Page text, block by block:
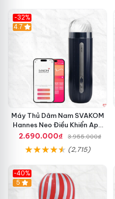
-32%
Hot
4.7
Máy Thủ Dâm Nam SVAKOM
Hannes Neo Điều Khiển App
Kích Thích
2.690.000₫ 3.955.000₫
(2,715)
-40%
Hot
5